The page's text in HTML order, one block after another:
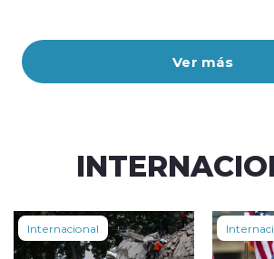
Ver más
Internacional